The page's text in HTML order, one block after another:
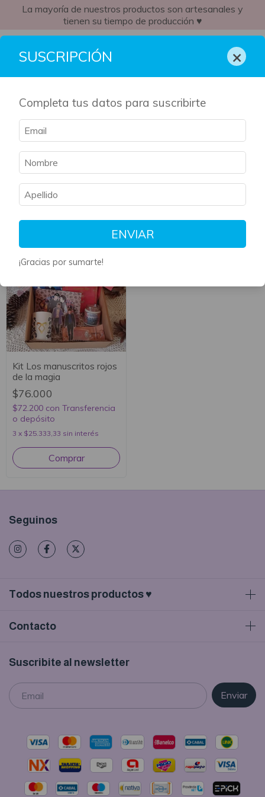
La mayoría de nuestros productos son artesanales y
tienen su tiempo de producción ♥
Inicio / breadcrumbs.caja-literaria / Los manuscritos rojos de la
magia
Los manuscritos rojos de
la magia
Kit Los manuscritos rojos
de la magia
$76.000
$72.200 con Transferencia
o depósito
3 x $25.333,33 sin interés
Seguinos
Todos nuestros productos ♥
Contacto
Suscribite al newsletter
SUSCRIPCIÓN ×
Completa tus datos para suscribirte
ENVIAR
¡Gracias por sumarte!